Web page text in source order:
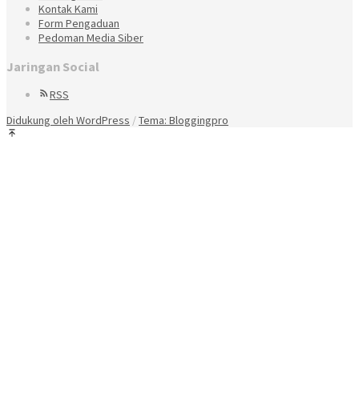
Kontak Kami
Form Pengaduan
Pedoman Media Siber
Jaringan Social
RSS
Didukung oleh WordPress /Tema: Bloggingpro